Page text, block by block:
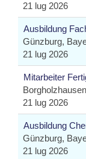
21 lug 2026
Ausbildung
Günzburg,
21 lug 2026
Mitarbeiter
21 lug 2026
Ausbildung
Günzburg,
21 lug 2026